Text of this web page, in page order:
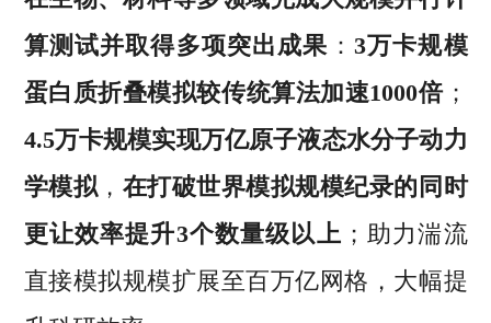
算测试并取得多项突出成果 ： 3万卡规模
蛋白质折叠模拟较传统算法加速1000倍；
4.5万卡规模实现万亿原子液态水分子动力
学模拟， 在打破世界模拟规模纪录的同时
更让效率提升3个数量级以上 ；助力湍流
直接模拟规模扩展至百万亿网格，大幅提